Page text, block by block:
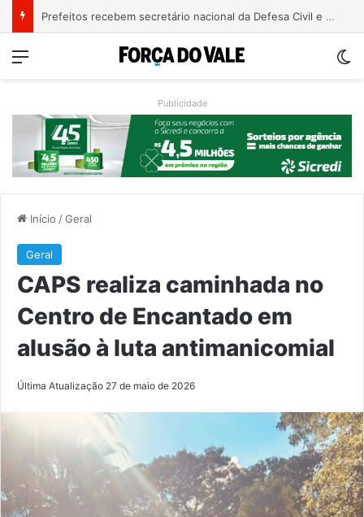
Justiça condena ex-vereador Pegari a mais de quatro anos de reclusão por declaração considerada racista
Menu
Publicidade
Início /Geral
Geral
CAPS realiza caminhada no
Centro de Encantado em
alusão à luta antimanicomial
Última Atualização 27 de maio de 2026